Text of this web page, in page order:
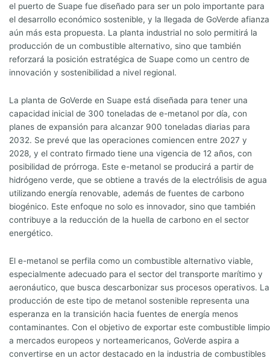
el puerto de Suape fue diseñado para ser un polo importante para
el desarrollo económico sostenible, y la llegada de GoVerde afianza
aún más esta propuesta. La planta industrial no solo permitirá la
producción de un combustible alternativo, sino que también
reforzará la posición estratégica de Suape como un centro de
innovación y sostenibilidad a nivel regional.
La planta de GoVerde en Suape está diseñada para tener una
capacidad inicial de 300 toneladas de e-metanol por día, con
planes de expansión para alcanzar 900 toneladas diarias para
2032. Se prevé que las operaciones comiencen entre 2027 y
2028, y el contrato firmado tiene una vigencia de 12 años, con
posibilidad de prórroga. Este e-metanol se producirá a partir de
hidrógeno verde, que se obtiene a través de la electrólisis de agua
utilizando energía renovable, además de fuentes de carbono
biogénico. Este enfoque no solo es innovador, sino que también
contribuye a la reducción de la huella de carbono en el sector
energético.
El e-metanol se perfila como un combustible alternativo viable,
especialmente adecuado para el sector del transporte marítimo y
aeronáutico, que busca descarbonizar sus procesos operativos. La
producción de este tipo de metanol sostenible representa una
esperanza en la transición hacia fuentes de energía menos
contaminantes. Con el objetivo de exportar este combustible limpio
a mercados europeos y norteamericanos, GoVerde aspira a
convertirse en un actor destacado en la industria de combustibles